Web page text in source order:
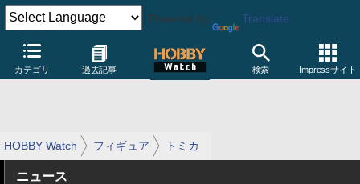
Powered by Translate
カテゴリ 過去記事 検索 Impressサイト
HOBBY Watch フィギュア トミカ
ニュース